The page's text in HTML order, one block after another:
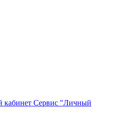
Сервис "Личный